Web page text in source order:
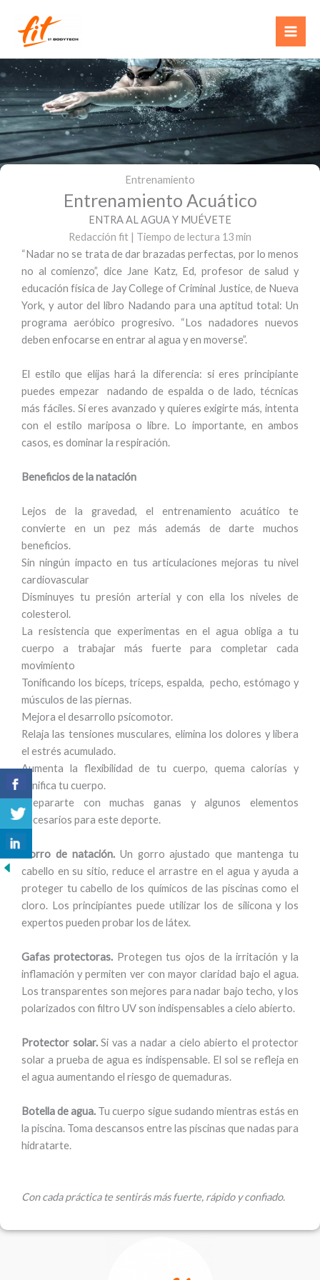
contenido
Entrenamiento
Entrenamiento Acuático
ENTRA AL AGUA Y MUÉVETE
Redacción fit | Tiempo de lectura 13 min
“Nadar no se trata de dar brazadas perfectas, por lo menos
no al comienzo”, dice Jane Katz, Ed, profesor de salud y
educación física de Jay College of Criminal Justice, de Nueva
York, y autor del libro Nadando para una aptitud total: Un
programa aeróbico progresivo. “Los nadadores nuevos
deben enfocarse en entrar al agua y en moverse”.
El estilo que elijas hará la diferencia: si eres principiante
puedes empezar nadando de espalda o de lado, técnicas
más fáciles. Si eres avanzado y quieres exigirte más, intenta
con el estilo mariposa o libre. Lo importante, en ambos
casos, es dominar la respiración.
Beneficios de la natación
Lejos de la gravedad, el entrenamiento acuático te
convierte en un pez más además de darte muchos
beneficios.
Sin ningún impacto en tus articulaciones mejoras tu nivel
cardiovascular
Disminuyes tu presión arterial y con ella los niveles de
colesterol.
La resistencia que experimentas en el agua obliga a tu
cuerpo a trabajar más fuerte para completar cada
movimiento
Tonificando los bíceps, tríceps, espalda, pecho, estómago y
músculos de las piernas.
Mejora el desarrollo psicomotor.
Relaja las tensiones musculares, elimina los dolores y libera
el estrés acumulado.
Aumenta la flexibilidad de tu cuerpo, quema calorías y
tonifica tu cuerpo.
Prepararte con muchas ganas y algunos elementos
necesarios para este deporte.
Gorro de natación.Un gorro ajustado que mantenga tu
cabello en su sitio, reduce el arrastre en el agua y ayuda a
proteger tu cabello de los químicos de las piscinas como el
cloro. Los principiantes puede utilizar los de silicona y los
expertos pueden probar los de látex.
Gafas protectoras. Protegen tus ojos de la irritación y la
inflamación y permiten ver con mayor claridad bajo el agua.
Los transparentes son mejores para nadar bajo techo, y los
polarizados con filtro UV son indispensables a cielo abierto.
Protector solar. Si vas a nadar a cielo abierto el protector
solar a prueba de agua es indispensable. El sol se refleja en
el agua aumentando el riesgo de quemaduras.
Botella de agua. Tu cuerpo sigue sudando mientras estás en
la piscina. Toma descansos entre las piscinas que nadas para
hidratarte.
Con cada práctica te sentirás más fuerte, rápido y confiado.